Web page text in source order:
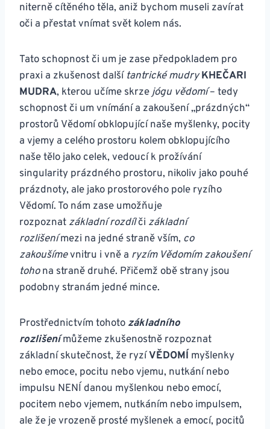
niterně cítěného těla, aniž bychom museli zavírat
oči a přestat vnímat svět kolem nás.
Tato schopnost či um je zase předpokladem pro
praxi a zkušenost další tantrické mudry KHEČARI
MUDRA, kterou učíme skrzejógu vědomí– tedy
schopnost či um vnímání a zakoušení „prázdných“
prostorů Vědomí obklopující naše myšlenky, pocity
a vjemy a celého prostoru kolem obklopujícího
naše tělo jako celek, vedoucí k prožívání
singularity prázdného prostoru, nikoliv jako pouhé
prázdnoty, ale jako prostorového pole ryzího
Vědomí. To nám zase umožňuje
rozpoznat základní rozdílči základní
rozlišenímezi na jedné straně vším, co
zakoušímevnitru i vně a ryzím Vědomím zakoušení
tohona straně druhé. Přičemž obě strany jsou
podobny stranám jedné mince.
Prostřednictvím tohoto základního
rozlišenímůžeme zkušenostně rozpoznat
základní skutečnost, že ryzíVĚDOMÍ myšlenky
nebo emoce, pocitu nebo vjemu, nutkání nebo
impulsu NENÍ danou myšlenkou nebo emocí,
pocitem nebo vjemem, nutkáním nebo impulsem,
ale že je vrozeně prosté myšlenek a emocí, pocitů